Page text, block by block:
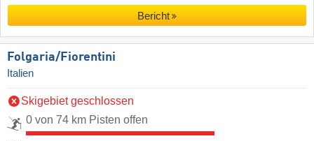
Bericht
Folgaria/​Fiorentini
Italien
Skigebiet geschlossen
0 von 74 km Pisten offen